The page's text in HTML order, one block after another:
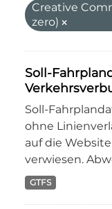
Creative
zero)
Soll-
Soll-
ohne
auf die
verwiesen.
GTFS